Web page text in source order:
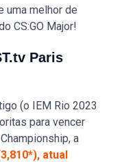
uma melhor de
CS:GO Major!
Paris
(o IEM Rio 2023
para vencer
a
atual